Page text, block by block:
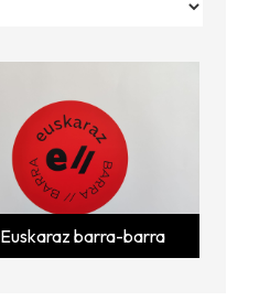
Euskaraz barra-barra